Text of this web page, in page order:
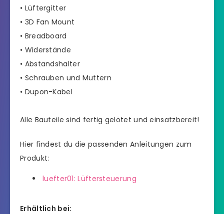
• Lüftergitter
• 3D Fan Mount
• Breadboard
• Widerstände
• Abstandshalter
• Schrauben und Muttern
• Dupon-Kabel
Alle Bauteile sind fertig gelötet und einsatzbereit!
Hier findest du die passenden Anleitungen zum
Produkt:
luefter01: Lüftersteuerung
Erhältlich bei: